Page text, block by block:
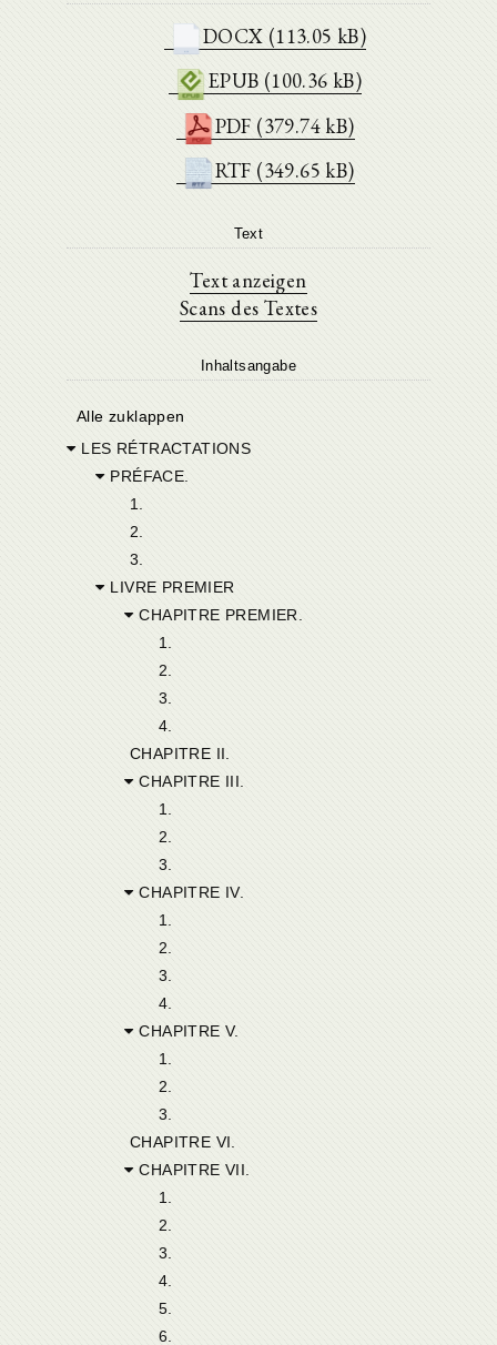
DOCX (113.05 kB)
EPUB (100.36 kB)
PDF (379.74 kB)
RTF (349.65 kB)
Text
Text anzeigen
Scans des Textes
Inhaltsangabe
Alle zuklappen
LES RÉTRACTATIONS
PRÉFACE.
1.
2.
3.
LIVRE PREMIER
CHAPITRE PREMIER.
1.
2.
3.
4.
CHAPITRE II.
CHAPITRE III.
1.
2.
3.
CHAPITRE IV.
1.
2.
3.
4.
CHAPITRE V.
1.
2.
3.
CHAPITRE VI.
CHAPITRE VII.
1.
2.
3.
4.
5.
6.